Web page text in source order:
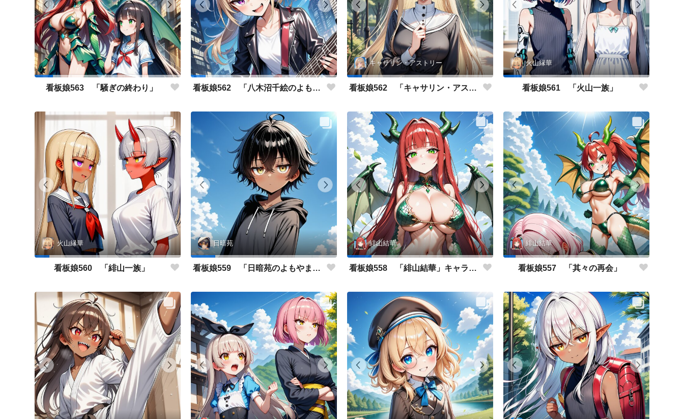
看板娘563 「騒ぎの終わり」 看板娘562 「八木沼千絵のよもやま話」
キャサリン・アストリー
看板娘562 「キャサリン・アストリーのよもやま話」
火山縁華
看板娘561 「火山一族」
火山縁華
看板娘560 「緋山一族」
日暗苑
看板娘559 「日暗苑のよもやま話」
緋山結華
看板娘558 「緋山結華」キャラクター紹介
緋山結華
看板娘557 「其々の再会」